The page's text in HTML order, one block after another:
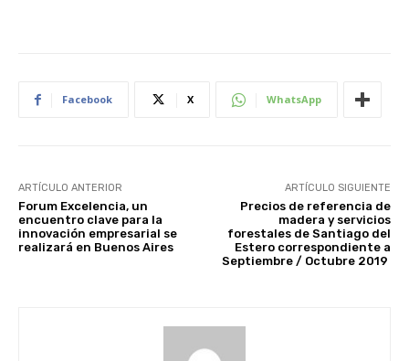
Facebook X WhatsApp
ARTÍCULO ANTERIOR
Forum Excelencia, un
encuentro clave para la
innovación empresarial se
realizará en Buenos Aires
ARTÍCULO SIGUIENTE
Precios de referencia de
madera y servicios
forestales de Santiago del
Estero correspondiente a
Septiembre / Octubre 2019